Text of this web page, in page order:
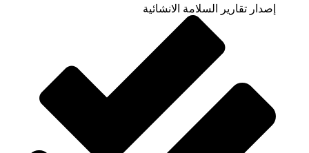
إصدار تقارير السلامة الانشائية